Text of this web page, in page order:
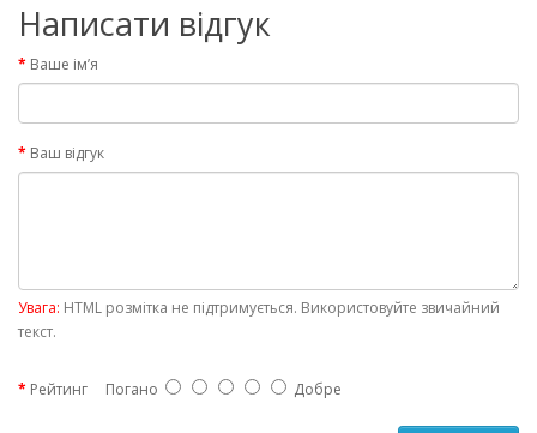
Написати відгук
Ваше ім’я
Ваш відгук
Увага: HTML розмітка не підтримується. Використовуйте звичайний
текст.
Рейтинг Погано Добре